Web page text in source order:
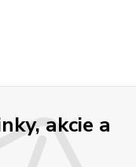
akcie a